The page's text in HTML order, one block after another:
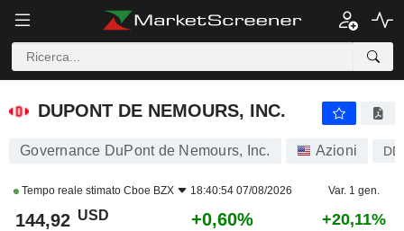
DUPONT DE NEMOURS, INC.
DUPONT DE NEMOURS, INC.
Governance DuPont de Nemours, Inc. Azioni DD
Tempo reale stimato Cboe BZX 18:40:54 07/08/2026 Var. 1 gen.
144,92 USD +0,60% +20,11%